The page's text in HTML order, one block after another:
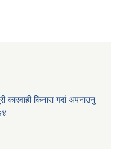
किनारा गर्दा अपनाउनु